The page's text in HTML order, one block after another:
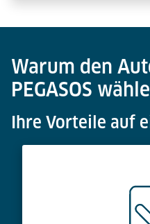
Warum den
PEGASOS
Ihre Vorteile auf